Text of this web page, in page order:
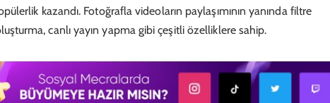
kazandı. Fotoğrafla videoların paylaşımının yanında filtre
canlı yayın yapma gibi çeşitli özelliklere sahip.